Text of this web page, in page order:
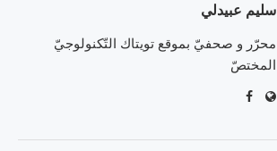
سليم عبيدلي
محرّر و صحفيّ بموقع تويتاك التّكنولوجيّ
المختصّ